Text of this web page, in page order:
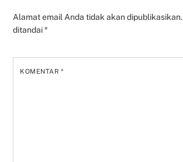
Alamat email Anda tidak akan dipublikasikan.
ditandai*
KOMENTAR*